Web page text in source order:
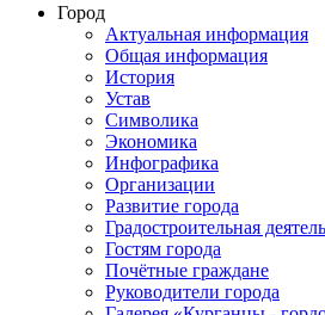
Город
Актуальная информация
Общая информация
История
Устав
Символика
Экономика
Инфографика
Организации
Развитие города
Градостроительная
Гостям города
Почётные граждане
Руководители города